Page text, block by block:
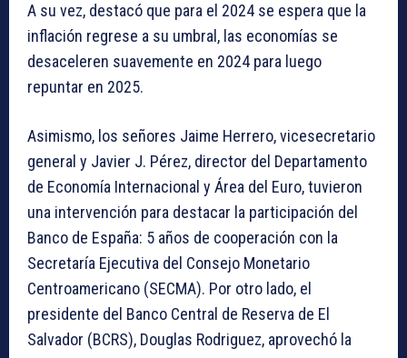
A su vez, destacó que para el 2024 se espera que la
inflación regrese a su umbral, las economías se
desaceleren suavemente en 2024 para luego
repuntar en 2025.
Asimismo, los señores Jaime Herrero, vicesecretario
general y Javier J. Pérez, director del Departamento
de Economía Internacional y Área del Euro, tuvieron
una intervención para destacar la participación del
Banco de España: 5 años de cooperación con la
Secretaría Ejecutiva del Consejo Monetario
Centroamericano (SECMA). Por otro lado, el
presidente del Banco Central de Reserva de El
Salvador (BCRS), Douglas Rodriguez, aprovechó la